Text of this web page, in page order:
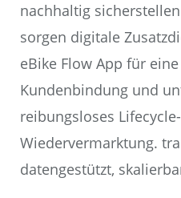
nachhaltig
sorgen digitale
eBike Flow App für
Kundenbindung und
reibungsloses
Wiedervermarktung.
datengestützt,